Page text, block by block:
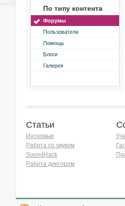
По типу контента
Форумы
Пользователи
Помощь
Блоги
Галерея
Статьи
Интервью
Работа со звуком
SoundHack
Работа диктором